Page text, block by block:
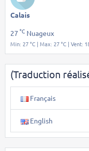
Calais
27 °C Nuageux
Min: 27 °C | Max: 27 °C | Vent:
(Traduction
Français
English